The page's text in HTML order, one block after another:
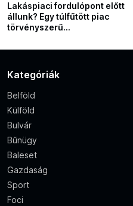
Lakáspiaci fordulópont előtt
állunk? Egy túlfűtött piac
törvényszerű
Kategóriák
Belföld
Külföld
Bulvár
Bűnügy
Baleset
Gazdaság
Sport
Foci